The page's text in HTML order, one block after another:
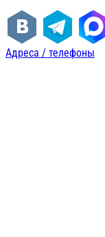
Адреса / телефоны